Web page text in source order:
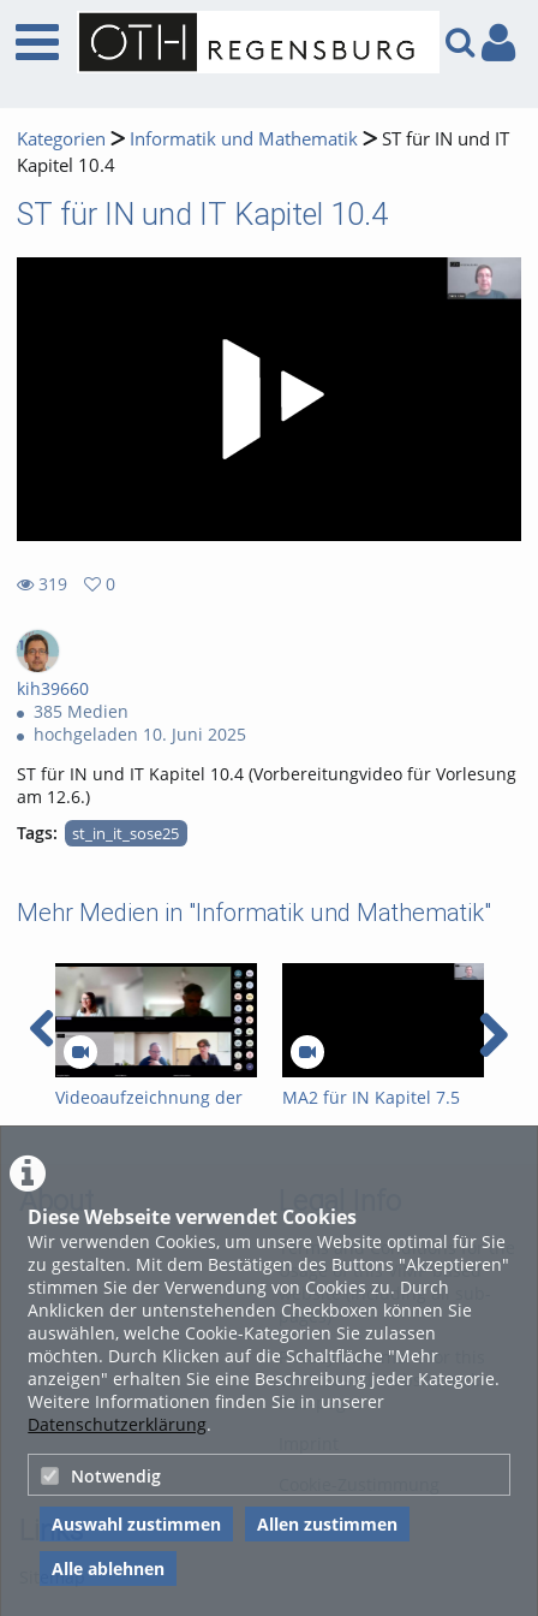
Diese Webseite verwendet Cookies
Wir verwenden Cookies, um unsere Website optimal für Sie
zu gestalten. Mit dem Bestätigen des Buttons "Akzeptieren"
stimmen Sie der Verwendung von Cookies zu. Durch
Anklicken der untenstehenden Checkboxen können Sie
auswählen, welche Cookie-Kategorien Sie zulassen
möchten. Durch Klicken auf die Schaltfläche "Mehr
anzeigen" erhalten Sie eine Beschreibung jeder Kategorie.
Weitere Informationen finden Sie in unserer
Datenschutzerklärung.
Notwendig
Auswahl zustimmen
Allen zustimmen
Alle ablehnen
Kategorien Informatik und Mathematik
ST für IN und IT
Kapitel 10.4
ST für IN und IT Kapitel 10.4
319
views
0
favorites
kih39660
385 Medien
hochgeladen 10. Juni 2025
ST für IN und IT Kapitel 10.4 (Vorbereitungvideo für Vorlesung
am 12.6.)
Tags:
st_in_it_sose25
Mehr Medien in "Informatik und Mathematik"
Videoaufzeichnung der
FWPM-
MA2 für IN Kapitel 7.5
Mehrdimensionale
About Legal Info
Terms and Conditions for the
Usage of this ViMP based
website (including all sub-
pages)
Privacy Statement for this
ViMP based Website incl.
Sub-pages
Links
Sitemap